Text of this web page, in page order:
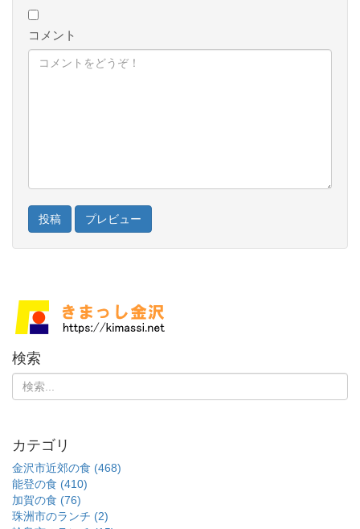
コメント
検索
カテゴリ
金沢市近郊の食 (468)
能登の食 (410)
加賀の食 (76)
珠洲市のランチ (2)